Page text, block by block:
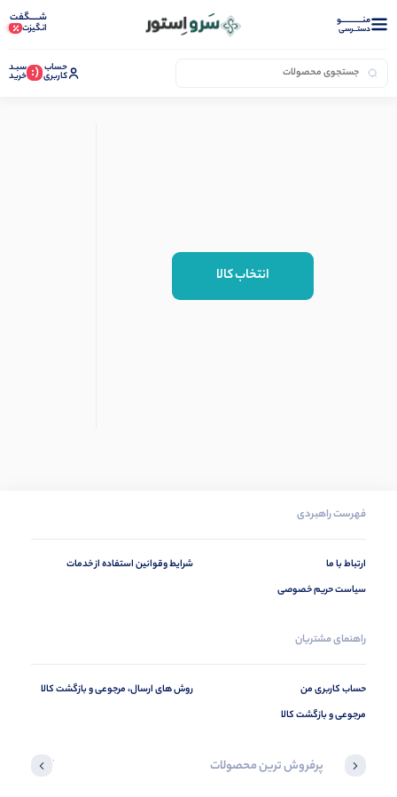
منــــــــــــو
دستــرسی
شـــــگفت
انگیزت
حساب
کاربری (: سبـد
خرید
انتخاب کالا
فهرست راهبردی
ارتباط با ما
سیاست حریم خصوصی
شرایط وقوانین استفاده از خدمات
راهنمای مشتریان
حساب کاربری من
مرجوعی و بازگشت کالا
روش های ارسال، مرجوعی و بازگشت کالا
پرفروش ترین محصولات آخرین